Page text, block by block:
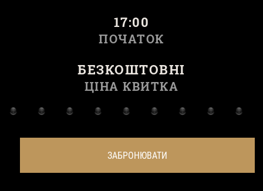
17:00
ПОЧАТОК
БЕЗКОШТОВНІ
ЦІНА КВИТКА
ЗАБРОНЮВАТИ